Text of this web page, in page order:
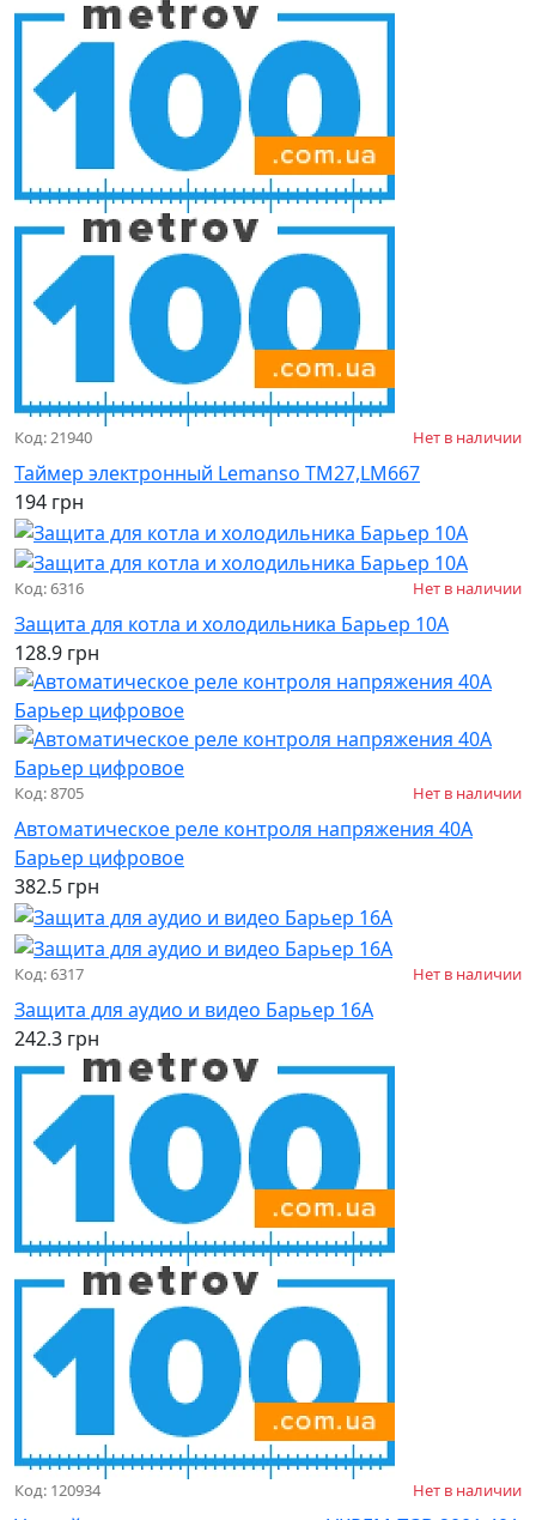
Код: 21940 Нет в наличии
Таймер электронный Lemanso ТМ27,LM667
194 грн
Код: 6316 Нет в наличии
Защита для котла и холодильника Барьер 10А
128.9 грн
Код: 8705 Нет в наличии
Автоматическое реле контроля напряжения 40А
Барьер цифровое
382.5 грн
Код: 6317 Нет в наличии
Защита для аудио и видео Барьер 16А
242.3 грн
Код: 120934 Нет в наличии